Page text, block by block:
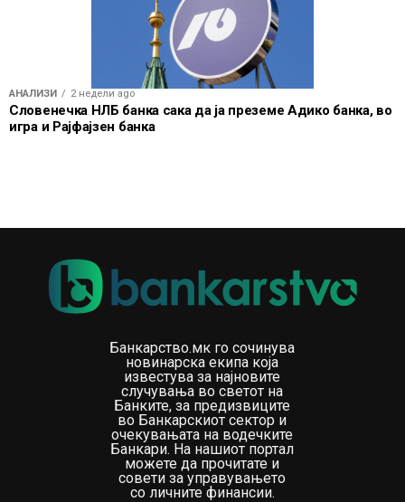
Чешка и Кипар, пак, губат по четири позиции на
листата според куповната моќ.
Податоците покажуваат дека во услови на раст на
цените, земјите кои не ги приспособиле минималните
примања бележат слабеење на реалната куповна
моќ. Токму затоа номиналната висина на минималната
на платите го следи зголемувањето на трошоците за
меѓу земјите со најголемо подобрување на куповната
моќ во Европа во текот на 2026 година. Иако земјата
и понатаму е под нивото на најразвиените европски
економии според висината на минималната плата,
нејзината реална вредност е повисока кога ќе се
земат предвид разликите во цените.
АНАЛИЗИ 2 недели ago
Словенечка НЛБ банка сака да ја преземе Адико банка, во
игра и Рајфајзен банка
Банкарство.мк го сочинува
новинарска екипа која
известува за најновите
случувања во светот на
Банките, за предизвиците
во Банкарскиот сектор и
очекувањата на водечките
Банкари. На нашиот портал
можете да прочитате и
совети за управувањето
со личните финансии.